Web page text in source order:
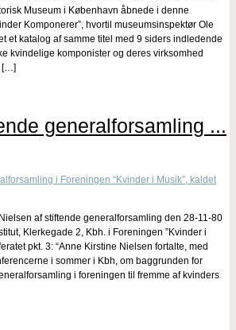
Museum i København åbnede i denne
Komponerer”, hvortil museumsinspektør Ole
et katalog af samme titel med 9 siders indledende
kvindelige komponister og deres virksomhed
[…]
generalforsamling ...
af stiftende generalforsamling den 28-11-80
Klerkegade 2, Kbh. i Foreningen ”Kvinder i
pkt. 3: “Anne Kirstine Nielsen fortalte, med
i sommer i Kbh, om baggrunden for
i foreningen til fremme af kvinders